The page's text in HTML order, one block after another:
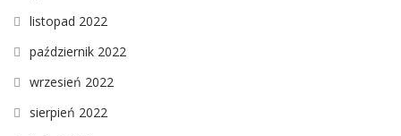
listopad 2022
październik 2022
wrzesień 2022
sierpień 2022